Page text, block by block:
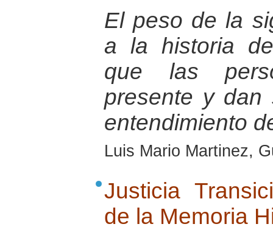
El peso de la
a la historia
que las
presente y
entendimiento
Luis Mario Martinez,
Justicia
de la Memoria